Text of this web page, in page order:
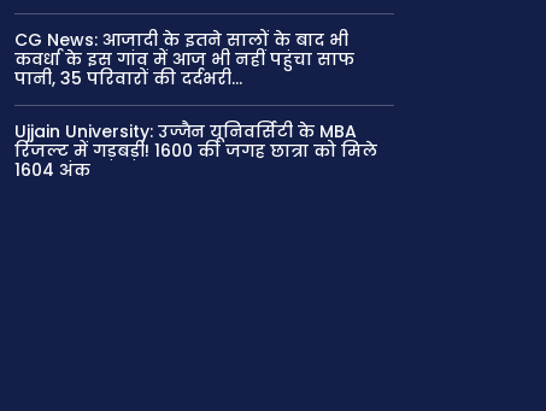
CG News: आजादी के इतने सालों के बाद भी
कवर्धा के इस गांव में आज भी नहीं पहुंचा साफ
पानी, 35 परिवारों की दर्दभरी...
Ujjain University: उज्जैन यूनिवर्सिटी के MBA
रिजल्ट में गड़बड़ी! 1600 की जगह छात्रा को मिले
1604 अंक